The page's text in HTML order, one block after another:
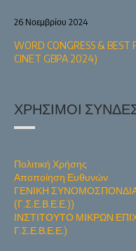
WORD CONGRESS &
CINET GBPA 2024)
26 Νοεμβρίου 2024
ΧΡΉΣΙΜΟΙ
Πολιτική Χρήσης
Αποποίηση Ευθυνών
ΓΕΝΙΚΗ
(Γ.Σ.Ε.Β.Ε.Ε.))
ΙΝΣΤΙΤΟΥΤΟ ΜΙΚΡΩΝ
Γ.Σ.Ε.Β.Ε.Ε.)